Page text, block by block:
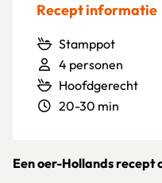
Recept informatie
Stamppot
4 personen
Hoofdgerecht
20-30 min
Een oer-Hollands recept